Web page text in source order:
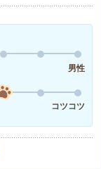
男性
コツコツ